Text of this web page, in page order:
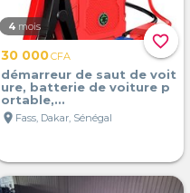
favorite_border
4 mois
30 000CFA
démarreur de saut de voit
ure, batterie de voiture p
ortable,...
location_on Fass, Dakar, Sénégal